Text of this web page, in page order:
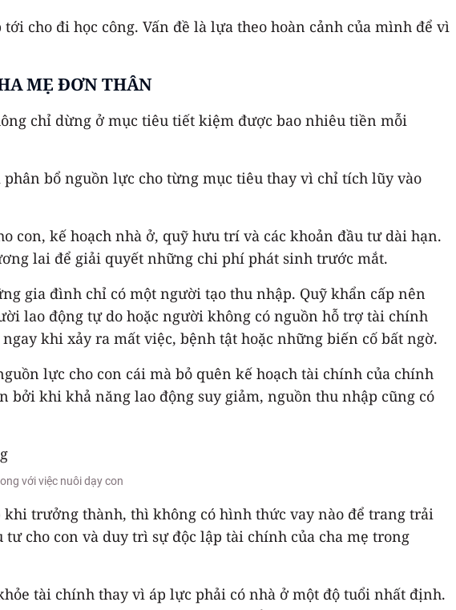
cho đi học công. Vấn đề là lựa theo hoàn cảnh của mình để vì
MẸ ĐƠN THÂN
chỉ dừng ở mục tiêu tiết kiệm được bao nhiêu tiền mỗi
bổ nguồn lực cho từng mục tiêu thay vì chỉ tích lũy vào
con, kế hoạch nhà ở, quỹ hưu trí và các khoản đầu tư dài hạn.
lai để giải quyết những chi phí phát sinh trước mắt.
gia đình chỉ có một người tạo thu nhập. Quỹ khẩn cấp nên
lao động tự do hoặc người không có nguồn hỗ trợ tài chính
khi xảy ra mất việc, bệnh tật hoặc những biến cố bất ngờ.
lực cho con cái mà bỏ quên kế hoạch tài chính của chính
khi khả năng lao động suy giảm, nguồn thu nhập cũng có
với việc nuôi dạy con
trưởng thành, thì không có hình thức vay nào để trang trải
cho con và duy trì sự độc lập tài chính của cha mẹ trong
tài chính thay vì áp lực phải có nhà ở một độ tuổi nhất định.